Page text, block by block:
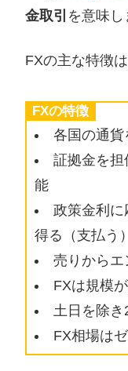
金取引 を意味し
FXの主な特徴
FXの特徴
各国の通貨
証拠金を
能
政策金利に
得る（支払う）
売りからエ
FXは規模
土日を除き
FX相場は